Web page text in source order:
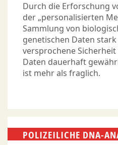
Durch die Erforschung
der „personalisierten
Sammlung von
genetischen Daten
versprochene
Daten dauerhaft
ist mehr als fraglich.
POLIZEILICHE DNA-